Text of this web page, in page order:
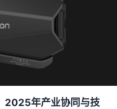
2025年产业协同与技